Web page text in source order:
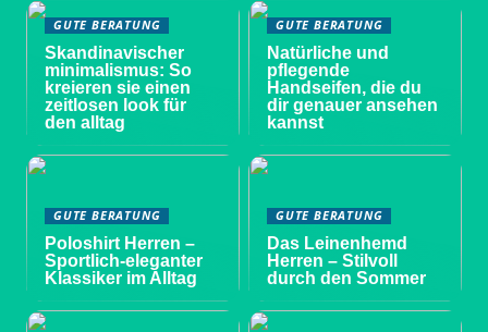
GUTE BERATUNG
Skandinavischer
minimalismus: So
kreieren sie einen
zeitlosen look für
den alltag
GUTE BERATUNG
Natürliche und
pflegende
Handseifen, die du
dir genauer ansehen
kannst
GUTE BERATUNG
Poloshirt Herren –
Sportlich-eleganter
Klassiker im Alltag
GUTE BERATUNG
Das Leinenhemd
Herren – Stilvoll
durch den Sommer